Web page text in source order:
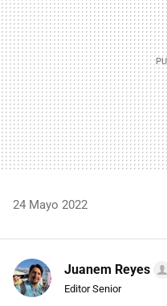
24 Mayo 2022
Juanem Reyes
Editor Senior